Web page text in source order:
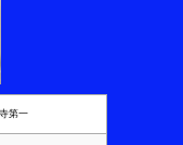
第一